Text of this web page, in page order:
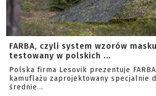
FARBA, czyli system wzorów
testowany w polskich ...
Polska firma Lesovik prezentuje
kamuflażu zaprojektowany specjalnie
średnie...